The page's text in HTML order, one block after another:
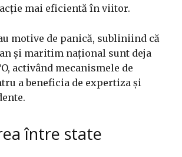
mai eficientă în viitor.
motive de panică, subliniind că
și maritim național sunt deja
activând mecanismele de
a beneficia de expertiza și
între state